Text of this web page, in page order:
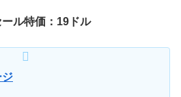
ル特価：19ドル